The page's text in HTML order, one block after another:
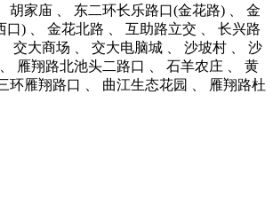
胡家庙 、 东二环长乐路口(金花路) 、 金
口) 、 金花北路 、 互助路立交 、 长兴路
交大商场 、 交大电脑城 、 沙坡村 、 沙
雁翔路北池头二路口 、 石羊农庄 、 黄
环雁翔路口 、 曲江生态花园 、 雁翔路杜